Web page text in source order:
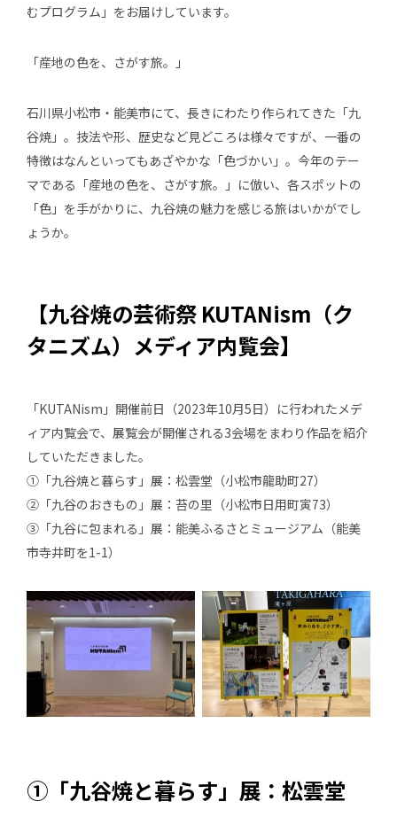
むプログラム」をお届けしています。
「産地の色を、さがす旅。」
石川県小松市・能美市にて、長きにわたり作られてきた「九
谷焼」。技法や形、歴史など見どころは様々ですが、一番の
特徴はなんといってもあざやかな「色づかい」。今年のテー
マである「産地の色を、さがす旅。」に倣い、各スポットの
「色」を手がかりに、九谷焼の魅力を感じる旅はいかがでし
ょうか。
【九谷焼の芸術祭 KUTANism（ク
タニズム）メディア内覧会】
「KUTANism」開催前日（2023年10月5日）に行われたメデ
ィア内覧会で、展覧会が開催される3会場をまわり作品を紹介
していただきました。
①「九谷焼と暮らす」展：松雲堂（小松市龍助町27）
②「九谷のおきもの」展：苔の里（小松市日用町寅73）
③「九谷に包まれる」展：能美ふるさとミュージアム（能美
市寺井町を1-1）
①「九谷焼と暮らす」展：松雲堂